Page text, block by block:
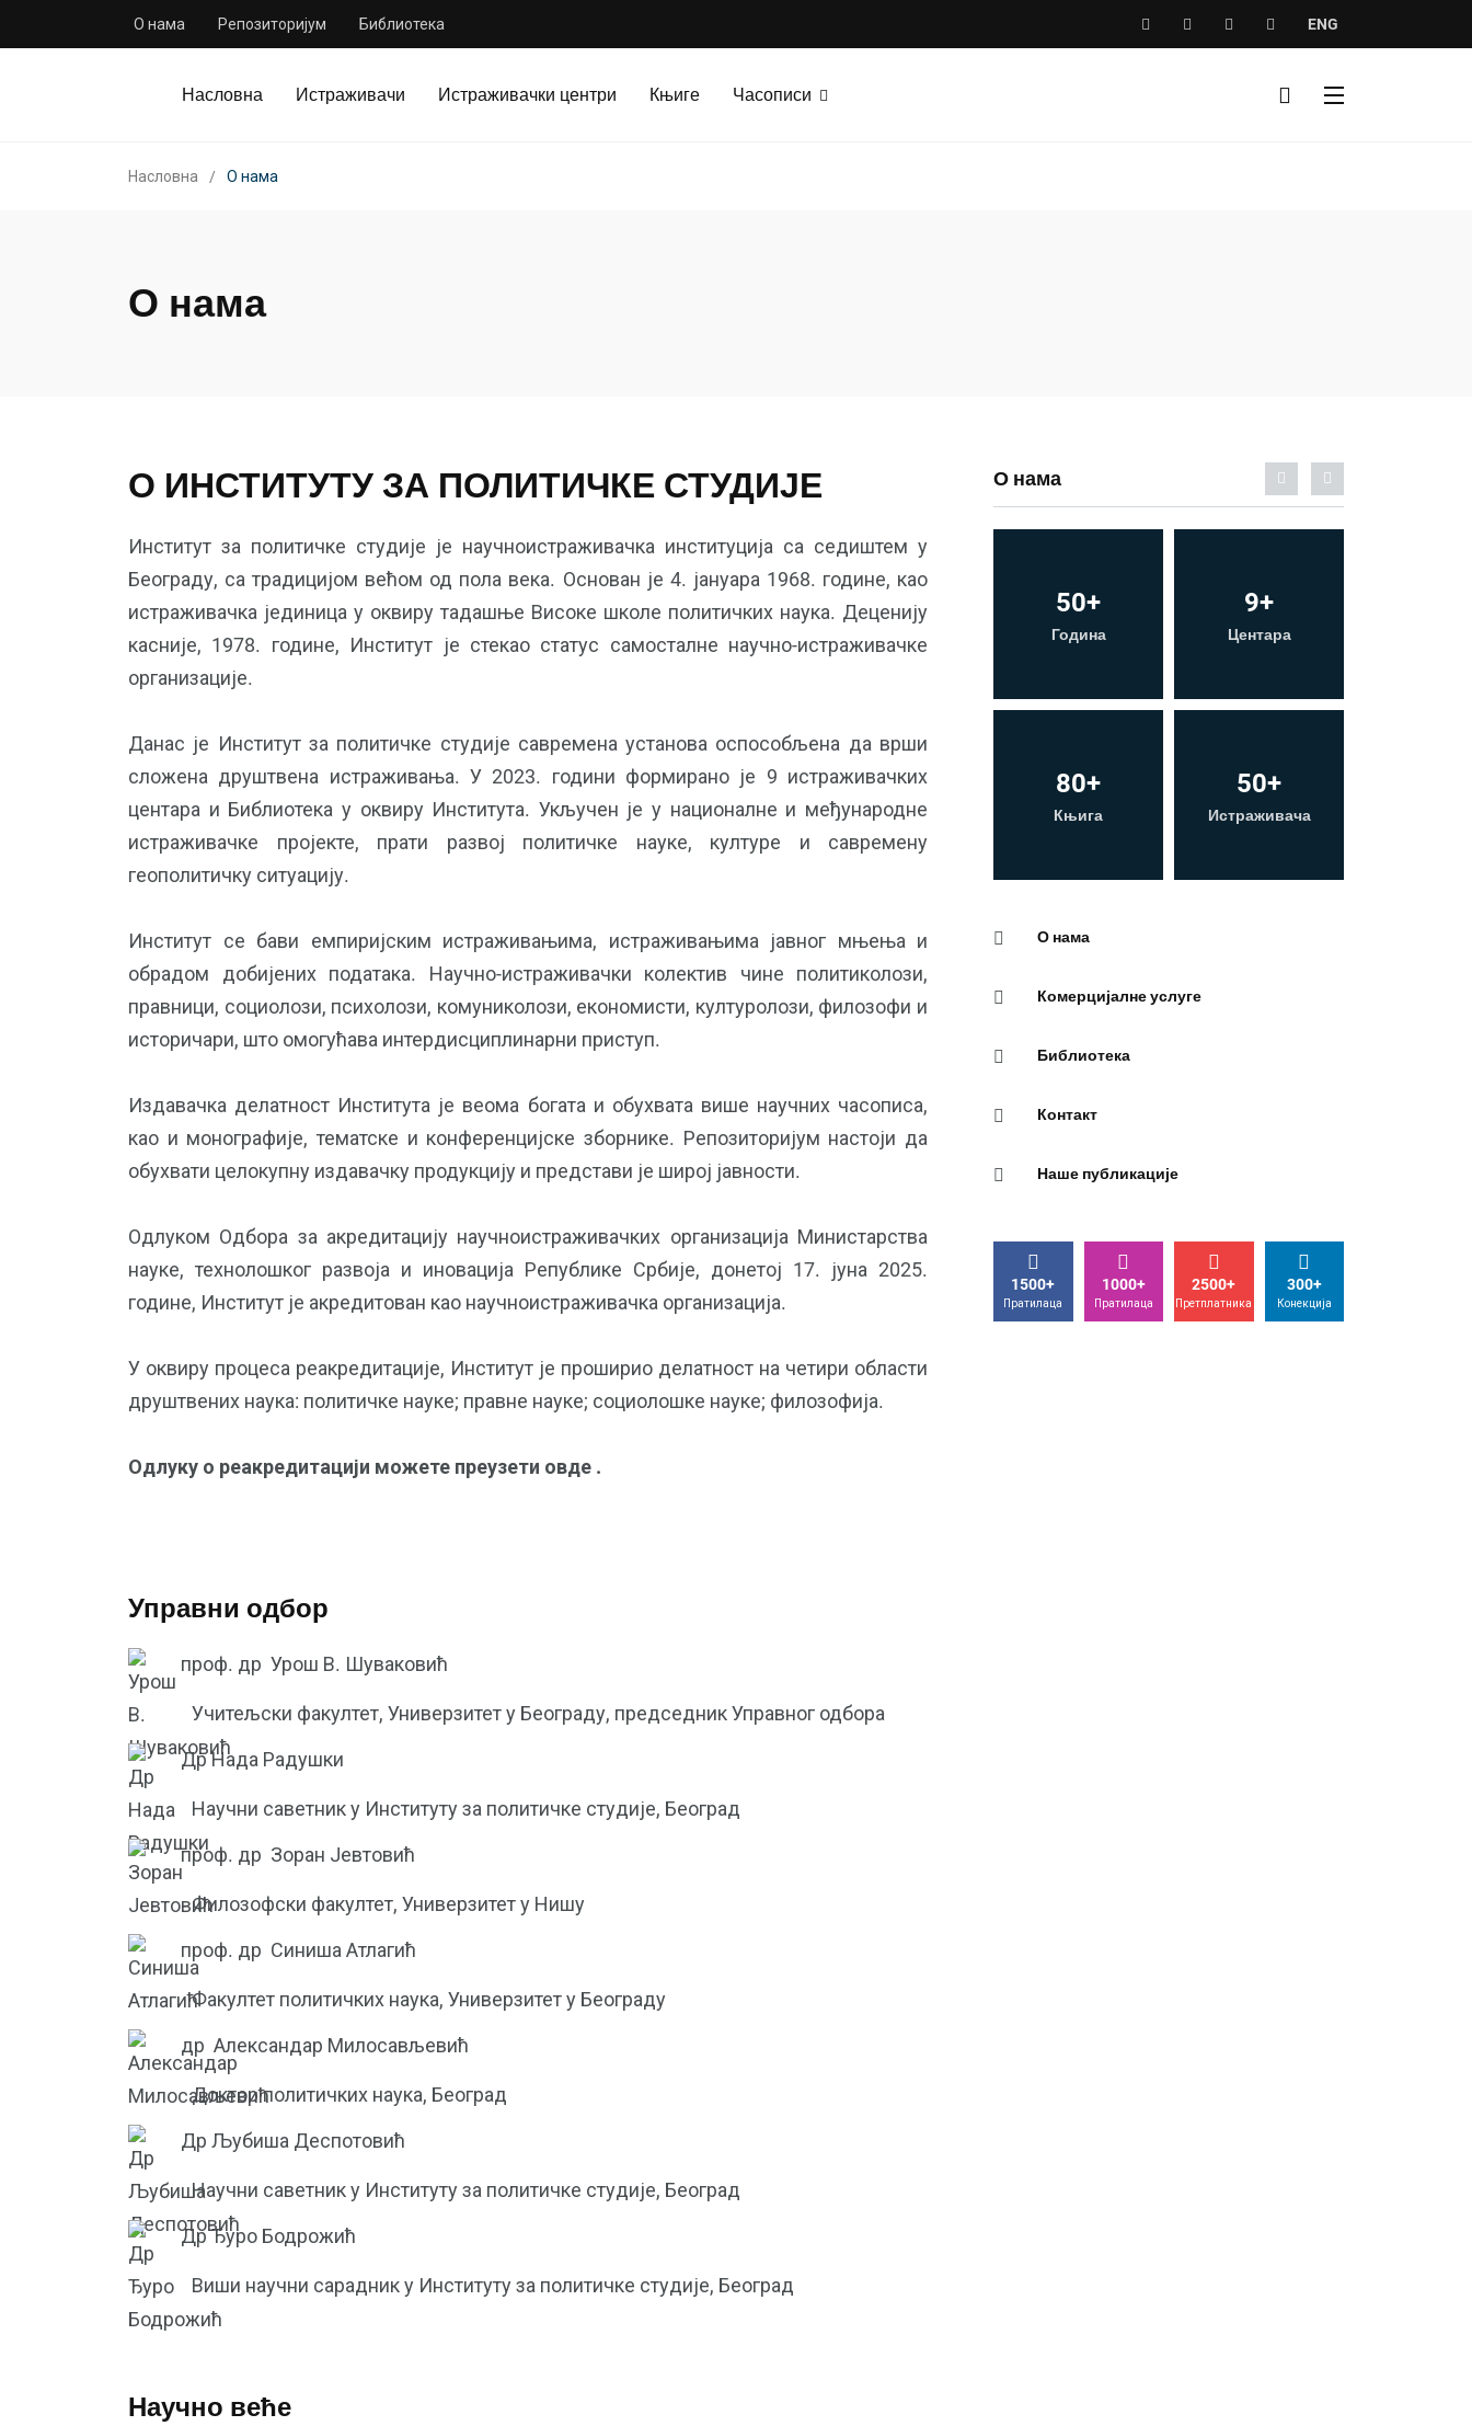
О нама Репозиторијум Библиотека ENG
Насловна Истраживачи Истраживачки центри Књиге Часописи
Насловна О нама
О нама
О ИНСТИТУТУ ЗА ПОЛИТИЧКЕ СТУДИЈЕ
Институт за политичке студије је научноистраживачка институција са седиштем у
Београду, са традицијом већом од пола века. Основан је 4. јануара 1968. године, као
истраживачка јединица у оквиру тадашње Високе школе политичких наука. Деценију
касније, 1978. године, Институт је стекао статус самосталне научно-истраживачке
организације.
Данас је Институт за политичке студије савремена установа оспособљена да врши
сложена друштвена истраживања. У 2023. години формирано је 9 истраживачких
центара и Библиотека у оквиру Института. Укључен је у националне и међународне
истраживачке пројекте, прати развој политичке науке, културе и савремену
геополитичку ситуацију.
Институт се бави емпиријским истраживањима, истраживањима јавног мњења и
обрадом добијених података. Научно-истраживачки колектив чине политиколози,
правници, социолози, психолози, комуниколози, економисти, културолози, филозофи и
историчари, што омогућава интердисциплинарни приступ.
Издавачка делатност Института је веома богата и обухвата више научних часописа,
као и монографије, тематске и конференцијске зборнике. Репозиторијум настоји да
обухвати целокупну издавачку продукцију и представи је широј јавности.
Одлуком Одбора за акредитацију научноистраживачких организација Министарства
науке, технолошког развоја и иновација Републике Србије, донетој 17. јуна 2025.
године, Институт је акредитован као научноистраживачка организација.
У оквиру процеса реакредитације, Институт је проширио делатност на четири области
друштвених наука: политичке науке; правне науке; социолошке науке; филозофија.
Одлуку о реакредитацији можете преузети овде .
Управни одбор
проф. др Урош В. Шуваковић
Учитељски факултет, Универзитет у Београду, председник Управног одбора
Др Нада Радушки
Научни саветник у Институту за политичке студије, Београд
проф. др Зоран Јевтовић
Филозофски факултет, Универзитет у Нишу
проф. др Синиша Атлагић
Факултет политичких наука, Универзитет у Београду
др Александар Милосављевић
Доктор политичких наука, Београд
Др Љубиша Деспотовић
Научни саветник у Институту за политичке студије, Београд
Др Ђуро Бодрожић
Виши научни сарадник у Институту за политичке студије, Београд
Научно веће
О нама
9+
Центара
50+
Истраживача
Публикације Услуге
Библиотека
50+ 9+
80+
Књига
50+
Истраживача
Публикације Услуге
Библиотека Контакт
О нама
Комерцијалне услуге
Библиотека
Контакт
Наше публикације
1500+
Пратилаца
1000+
Пратилаца
2500+
Претплатника
300+
Конекција